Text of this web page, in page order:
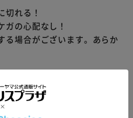
切れる！
の心配なし！
場合がございます。あらか
庫の確認及び商品のお届け
ます。